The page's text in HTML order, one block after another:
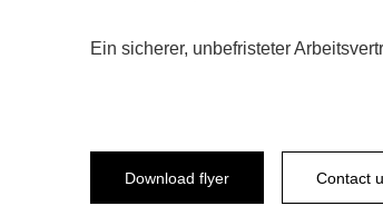
Ein sicherer, unbefristeter
Download flyer Contact